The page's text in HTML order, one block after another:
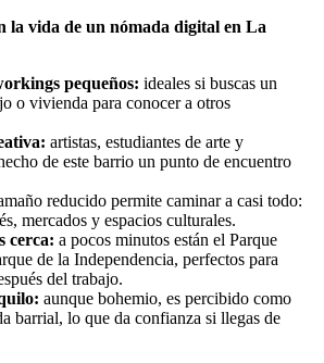
la vida de un nómada digital en La
pequeños: ideales si buscas un
o vivienda para conocer a otros
artistas, estudiantes de arte y
de este barrio un punto de encuentro
reducido permite caminar a casi todo:
mercados y espacios culturales.
cerca: a pocos minutos están el Parque
de la Independencia, perfectos para
del trabajo.
aunque bohemio, es percibido como
barrial, lo que da confianza si llegas de